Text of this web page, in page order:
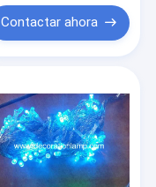
Contactar ahora